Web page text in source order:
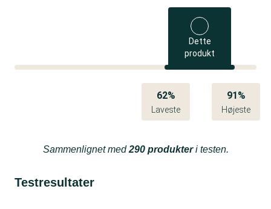
Dette
produkt
62%
Laveste
91%
Højeste
Sammenlignet med290 produkteri testen.
Testresultater